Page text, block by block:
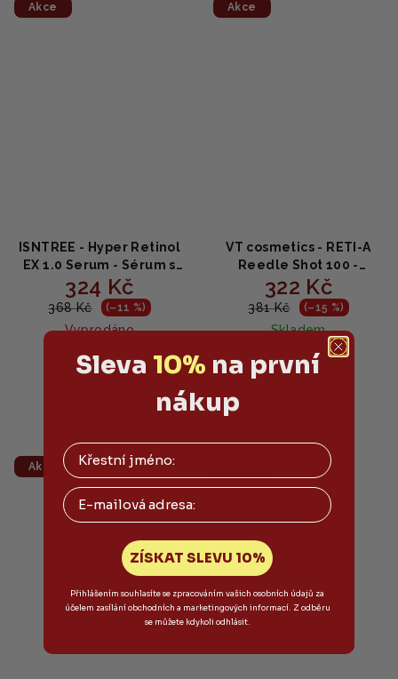
Akce
ISNTREE - Hyper Retinol
EX 1.0 Serum - Sérum s
retinolem 20ml
324 Kč
368 Kč (–11 %)
Vyprodáno
Akce
VT cosmetics - RETI-A
Reedle Shot 100 -
Pleťový retinolový
booster (2ml x 10ks)
322 Kč
381 Kč (–15 %)
Skladem
Akce
Sleva 10% na první
nákup
Email
ZÍSKAT SLEVU 10%
Přihlášením souhlasíte se zpracováním vašich osobních údajů za
účelem zasílání obchodních a marketingových informací. Z odběru
se můžete kdykoli odhlásit.